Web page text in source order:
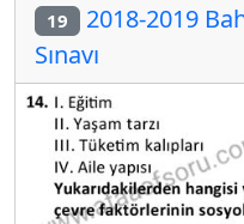
19 2018-2019
Sınavı